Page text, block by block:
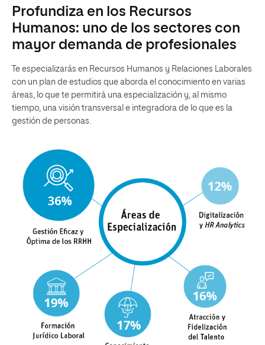
Profundiza en los Recursos
Humanos: uno de los sectores con
mayor demanda de profesionales
Te especializarás en Recursos Humanos y Relaciones Laborales
con un plan de estudios que aborda el conocimiento en varias
áreas, lo que te permitirá una especialización y, al mismo
tiempo, una visión transversal e integradora de lo que es la
gestión de personas.